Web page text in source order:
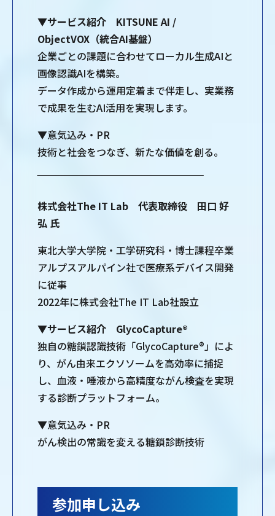
▼サービス紹介 KITSUNE AI /
ObjectVOX（統合AI基盤）
企業ごとの課題に合わせてローカル生成AIと
画像認識AIを構築。
データ作成から運用定着まで伴走し、実業務
で成果を生むAI活用を実現します。
▼意気込み・PR
技術と社会をつなぎ、新たな価値を創る。
‾‾‾‾‾‾‾‾‾‾‾‾‾‾‾‾‾‾‾‾‾‾‾‾‾‾‾‾‾‾‾‾‾‾‾‾‾‾‾‾‾‾‾‾‾‾‾‾‾‾‾‾‾‾
株式会社The IT Lab 代表取締役 田口 好
弘 氏
東北大学大学院・工学研究科・博士課程卒業
アルプスアルパイン社で医療系デバイス開発
に従事
2022年に株式会社The IT Lab社設立
▼サービス紹介 GlycoCapture®
独自の糖鎖認識技術「GlycoCapture®」によ
り、がん由来エクソソームを高効率に捕捉
し、血液・唾液から高精度ながん検査を実現
する診断プラットフォーム。
▼意気込み・PR
がん検出の常識を変える糖鎖診断技術
参加申し込み